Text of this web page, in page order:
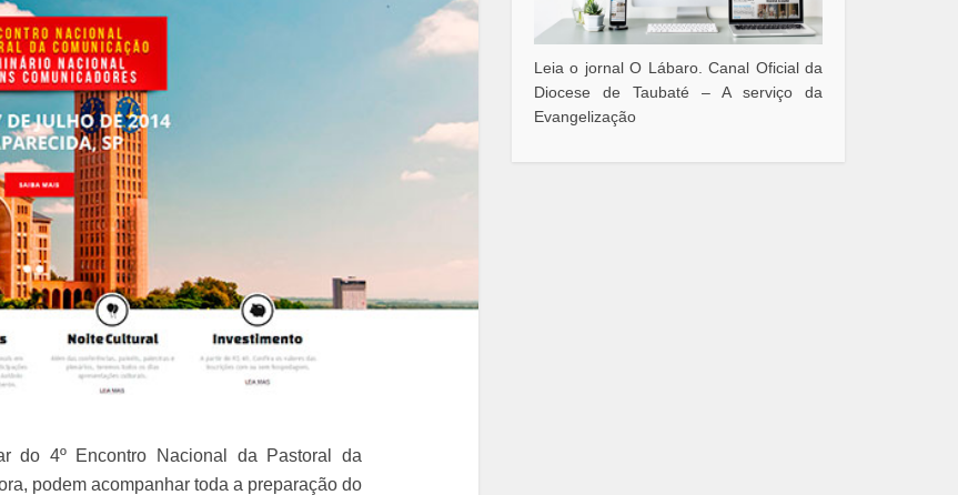
do 4º Encontro Nacional da Pastoral da
podem acompanhar toda a preparação do
Leia o jornal O Lábaro. Canal Oficial da
Diocese de Taubaté – A serviço da
Evangelização